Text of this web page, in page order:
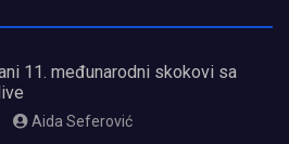
11. međunarodni skokovi sa
Aida Seferović